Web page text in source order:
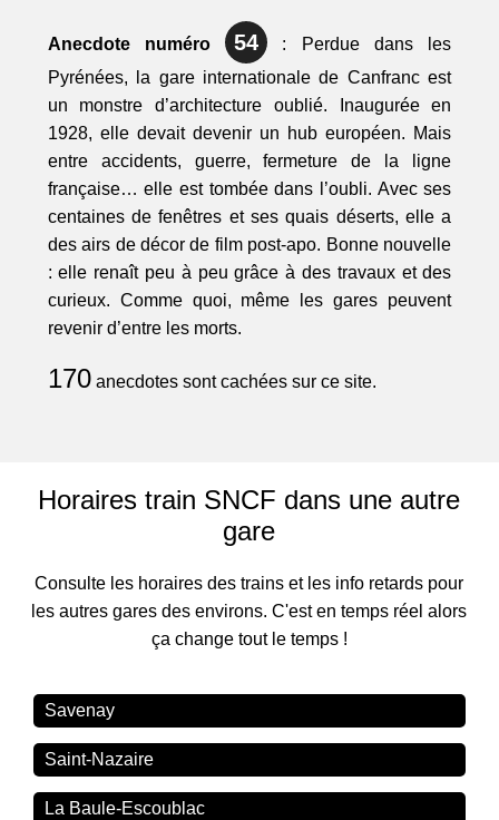
Anecdote numéro 54
: Perdue dans les
Pyrénées, la gare internationale de Canfranc est
un monstre d’architecture oublié. Inaugurée en
1928, elle devait devenir un hub européen. Mais
entre accidents, guerre, fermeture de la ligne
française… elle est tombée dans l’oubli. Avec ses
centaines de fenêtres et ses quais déserts, elle a
des airs de décor de film post-apo. Bonne nouvelle
: elle renaît peu à peu grâce à des travaux et des
curieux. Comme quoi, même les gares peuvent
revenir d’entre les morts.
170anecdotes sont cachées sur ce site.
Horaires train SNCF dans une autre
gare
Consulte les horaires des trains et les info retards pour
les autres gares des environs. C'est en temps réel alors
ça change tout le temps !
Savenay
Saint-Nazaire
La Baule-Escoublac